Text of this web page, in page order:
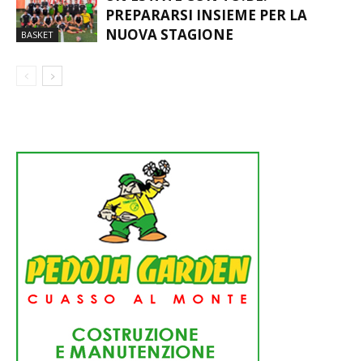
BASKET
PREPARARSI INSIEME PER LA
NUOVA STAGIONE